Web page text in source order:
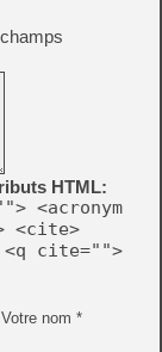
HTML:
<acronym
<cite>
<q cite="">
Votre nom *